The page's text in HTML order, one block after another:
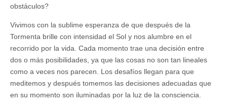
obstáculos?
Vivimos con la sublime esperanza de que después de la
Tormenta brille con intensidad el Sol y nos alumbre en el
recorrido por la vida. Cada momento trae una decisión entre
dos o más posibilidades, ya que las cosas no son tan lineales
como a veces nos parecen. Los desafíos llegan para que
meditemos y después tomemos las decisiones adecuadas que
en su momento son iluminadas por la luz de la consciencia.